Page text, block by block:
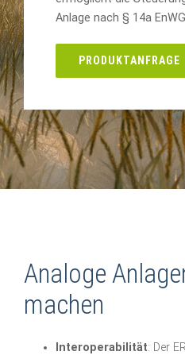
Anlage nach § 14a
PRODUKTANFRAGE
Analoge
machen
Interoperabilität: Der